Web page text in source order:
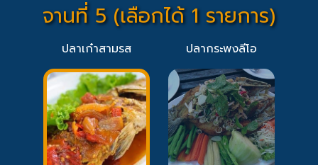
จานที่ 5 (เลือกได้ 1 รายการ)
ปลาเก๋าสามรส ปลากระพงลีโอ